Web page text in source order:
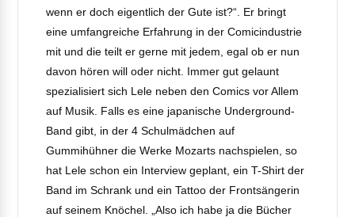
wenn er doch eigentlich der Gute ist?“. Er bringt
eine umfangreiche Erfahrung in der Comicindustrie
mit und die teilt er gerne mit jedem, egal ob er nun
davon hören will oder nicht. Immer gut gelaunt
spezialisiert sich Lele neben den Comics vor Allem
auf Musik. Falls es eine japanische Underground-
Band gibt, in der 4 Schulmädchen auf
Gummihühner die Werke Mozarts nachspielen, so
hat Lele schon ein Interview geplant, ein T-Shirt der
Band im Schrank und ein Tattoo der Frontsängerin
auf seinem Knöchel. „Also ich habe ja die Bücher